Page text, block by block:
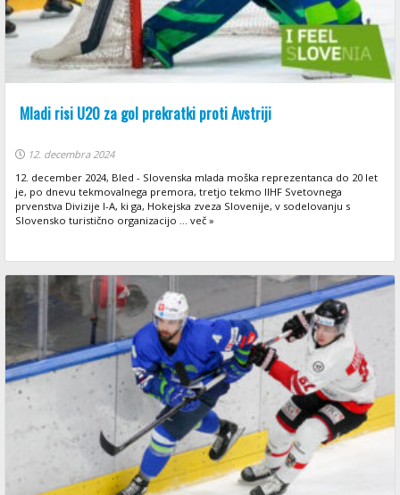
Mladi risi U20 za gol prekratki proti Avstriji
12. decembra 2024
12. december 2024, Bled - Slovenska mlada moška reprezentanca do 20 let
je, po dnevu tekmovalnega premora, tretjo tekmo IIHF Svetovnega
prvenstva Divizije I-A, ki ga, Hokejska zveza Slovenije, v sodelovanju s
Slovensko turistično organizacijo ... več »